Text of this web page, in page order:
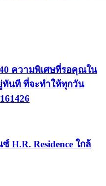
ความพิเศษที่รอคุณใน
ทันที ที่จะทำให้ทุกวัน
H.R. Residence ใกล้